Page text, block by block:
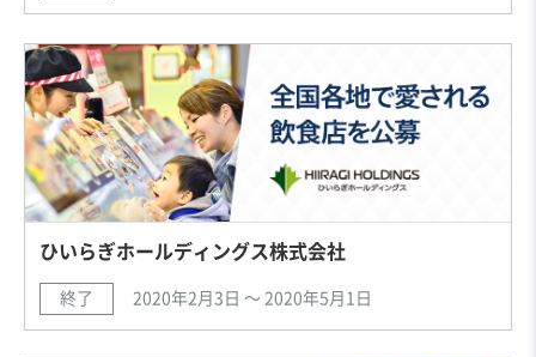
ひいらぎホールディングス株式会社
終了 2020年2月3日 〜 2020年5月1日